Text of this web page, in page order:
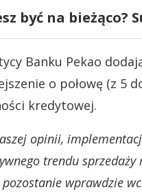
być na bieżąco?
Banku Pekao
o połowę (z 5
kredytowej.
opinii,
trendu
wprawdzie